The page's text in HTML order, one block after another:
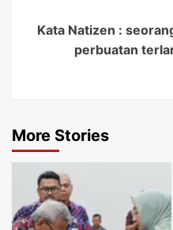
Kata Natizen :
perbuatan
More Stories